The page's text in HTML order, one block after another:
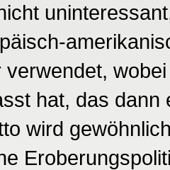
hat, das
wird